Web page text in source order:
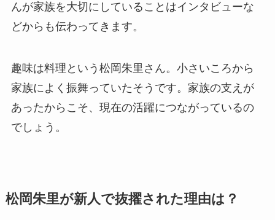
んが家族を大切にしていることはインタビューな
どからも伝わってきます。
趣味は料理という松岡朱里さん。小さいころから
家族によく振舞っていたそうです。家族の支えが
あったからこそ、現在の活躍につながっているの
でしょう。
松岡朱里が新人で抜擢された理由は？